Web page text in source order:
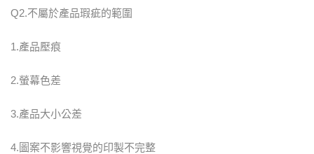
Q2.不屬於產品瑕疵的範圍
1.產品壓痕
2.螢幕色差
3.產品大小公差
4.圖案不影響視覺的印製不完整